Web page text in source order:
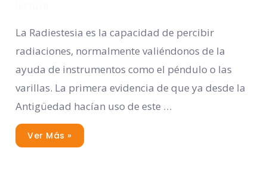
La Radiestesia es la capacidad de percibir
radiaciones, normalmente valiéndonos de la
ayuda de instrumentos como el péndulo o las
varillas. La primera evidencia de que ya desde la
Antigüedad hacían uso de este …
Ver Más »